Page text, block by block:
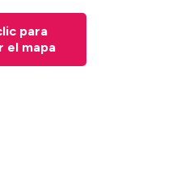
para
el mapa